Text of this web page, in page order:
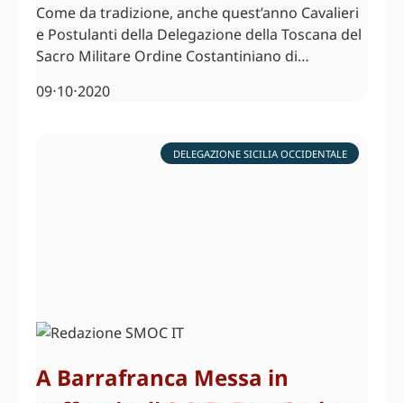
Come da tradizione, anche quest’anno Cavalieri
e Postulanti della Delegazione della Toscana del
Sacro Militare Ordine Costantiniano di…
09⋅10⋅2020
DELEGAZIONE SICILIA OCCIDENTALE
A Barrafranca Messa in